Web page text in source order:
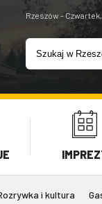
Rzeszów -
i kultura